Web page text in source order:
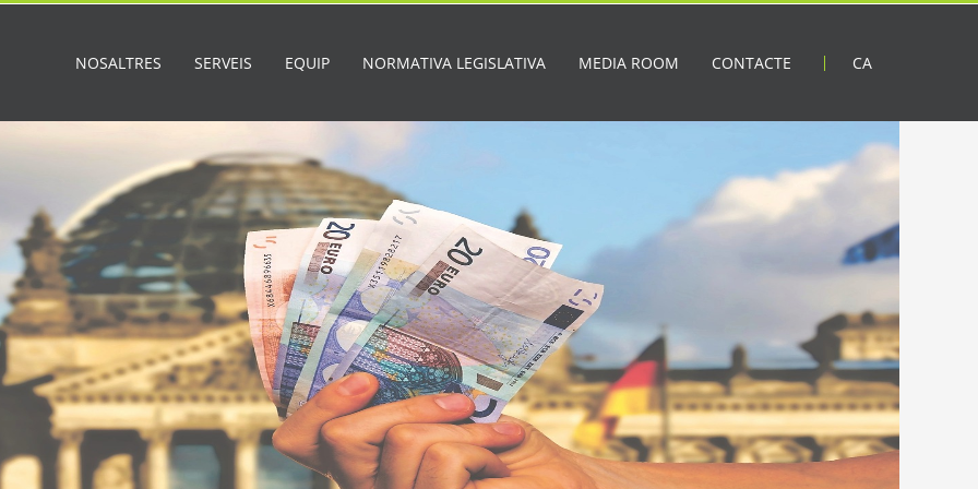
NOSALTRES SERVEIS EQUIP NORMATIVA LEGISLATIVA MEDIA ROOM CONTACTE CA